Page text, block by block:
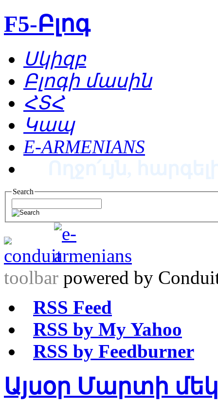
F5-Բլոգ
Սկիզբ
Բլոգի մասին
ՀՏՀ
Կապ
E-ARMENIANS
Search
toolbar powered by
RSS Feed
RSS by My Yahoo
RSS by Feedburner
Այսօր Մարտի